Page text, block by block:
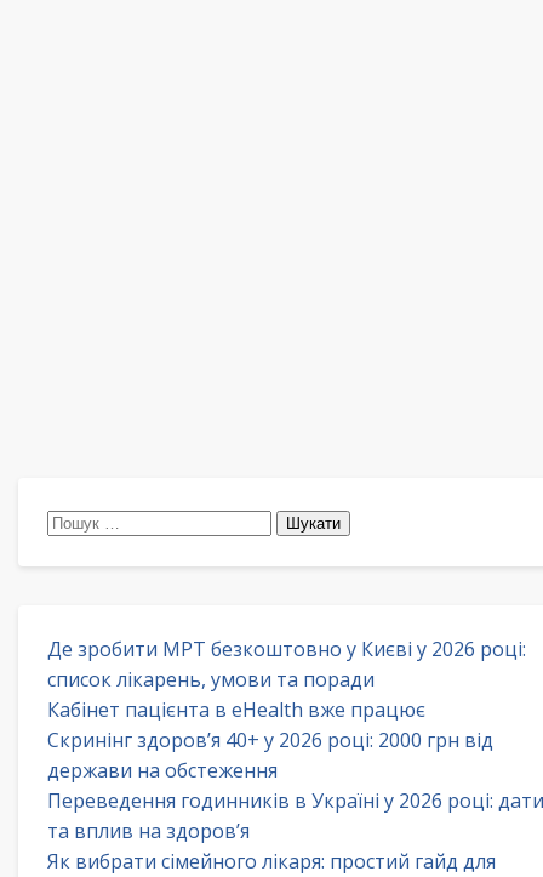
Пошук:
Де зробити МРТ безкоштовно у Києві у 2026 році:
список лікарень, умови та поради
Кабінет пацієнта в eHealth вже працює
Скринінг здоров’я 40+ у 2026 році: 2000 грн від
держави на обстеження
Переведення годинників в Україні у 2026 році: дати
та вплив на здоров’я
Як вибрати сімейного лікаря: простий гайд для